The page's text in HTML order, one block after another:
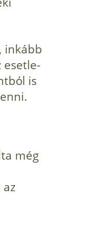
inkább
esetle­
is
még
az